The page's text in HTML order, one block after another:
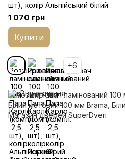
шт), колір Альпійський білий
1 070 грн
Купити
+6